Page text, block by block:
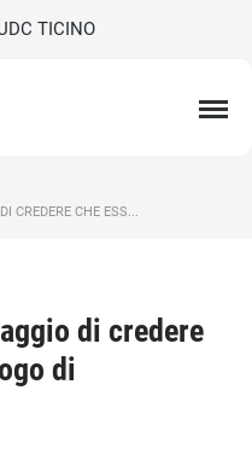
TICINO
CREDERE CHE ESS...
di credere
di